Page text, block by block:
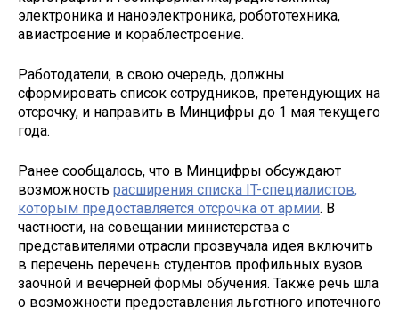
электроника и наноэлектроника, робототехника,
авиастроение и кораблестроение.
Работодатели, в свою очередь, должны
сформировать список сотрудников, претендующих на
отсрочку, и направить в Минцифры до 1 мая текущего
года.
Ранее сообщалось, что в Минцифры обсуждают
возможность расширения списка IT-специалистов,
которым предоставляется отсрочка от армии. В
частности, на совещании министерства с
представителями отрасли прозвучала идея включить
в перечень перечень студентов профильных вузов
заочной и вечерней формы обучения. Также речь шла
о возможности предоставления льготного ипотечного